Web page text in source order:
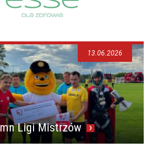
Ligi Mistrzów
13.06.2026